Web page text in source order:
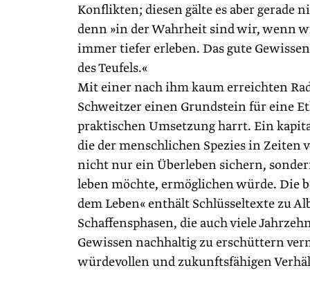
Konflikten; diesen gälte es aber gerade
denn »in der Wahrheit sind wir, wenn
immer tiefer erleben. Das gute
des Teufels.«
Mit einer nach ihm kaum erreichten
Schweitzer einen Grundstein für eine
praktischen Umsetzung harrt. Ein
die der menschlichen Spezies in
nicht nur ein Überleben sichern,
leben möchte, ermöglichen würde. Die
dem Leben« enthält Schlüsseltexte zu
Schaffensphasen, die auch viele
Gewissen nachhaltig zu erschüttern
würdevollen und zukunftsfähigen